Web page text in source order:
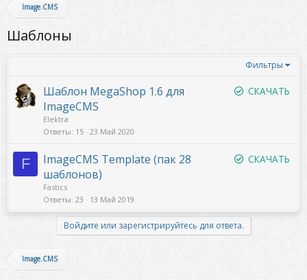
Image.CMS
Шаблоны
Фильтры
СКАЧАТЬ
Шаблон MegaShop 1.6 для
ImageCMS
Elektra
Ответы 15 23 Май 2020
F СКАЧАТЬ
ImageCMS Template (пак 28
шаблонов)
Fastics
Ответы 23 13 Май 2019
Войдите или зарегистрируйтесь для ответа.
Image.CMS